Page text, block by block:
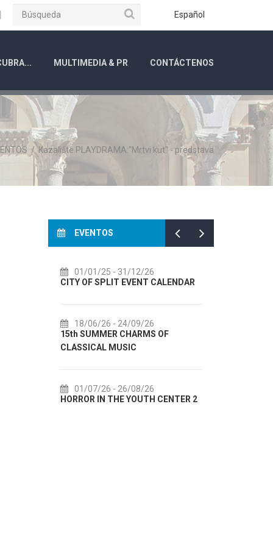
Instagram Español
Búsqueda
MULTIMEDIA & PR CONTÁCTENOS
/ Kazalište PLAYDRAMA:"Mrtvi kut" - predstava
EVENTOS
01/01/25 - 31/12/26
CITY OF SPLIT EVENT CALENDAR
18/06/26 - 24/09/26
15th SUMMER CHARMS OF
CLASSICAL MUSIC
01/07/26 - 26/08/26
HORROR IN THE YOUTH CENTER 2